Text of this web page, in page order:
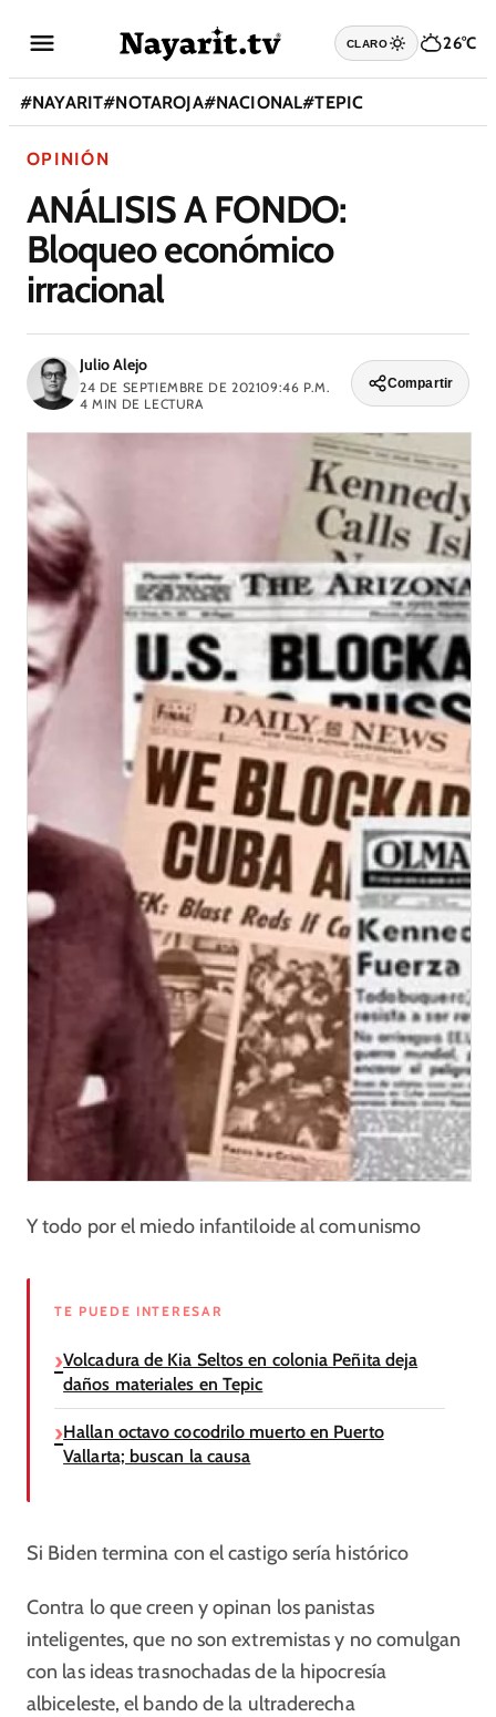
CLARO 26°C
#NAYARIT#NOTAROJA#NACIONAL#TEPIC
OPINIÓN
ANÁLISIS A FONDO:
Bloqueo económico
irracional
Julio Alejo
24 DE SEPTIEMBRE DE 202109:46 P.M.
4 MIN DE LECTURA
Compartir
Y todo por el miedo infantiloide al comunismo
TE PUEDE INTERESAR
Volcadura de Kia Seltos en colonia Peñita deja
daños materiales en Tepic
Hallan octavo cocodrilo muerto en Puerto
Vallarta; buscan la causa
Si Biden termina con el castigo sería histórico
Contra lo que creen y opinan los panistas
inteligentes, que no son extremistas y no comulgan
con las ideas trasnochadas de la hipocresía
albiceleste, el bando de la ultraderecha